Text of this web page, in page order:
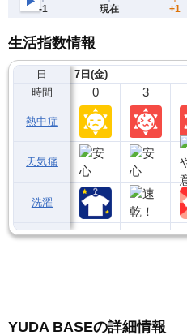
生活指数情報
日
時間
熱中症
天気痛
洗濯
7日(金)
0 3
YUDA BASEの詳細情報